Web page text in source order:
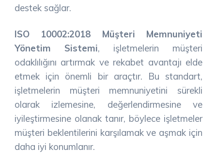
destek sağlar.
ISO 10002:2018 Müşteri Memnuniyeti
Yönetim Sistemi, işletmelerin müşteri
odaklılığını artırmak ve rekabet avantajı elde
etmek için önemli bir araçtır. Bu standart,
işletmelerin müşteri memnuniyetini sürekli
olarak izlemesine, değerlendirmesine ve
iyileştirmesine olanak tanır, böylece işletmeler
müşteri beklentilerini karşılamak ve aşmak için
daha iyi konumlanır.